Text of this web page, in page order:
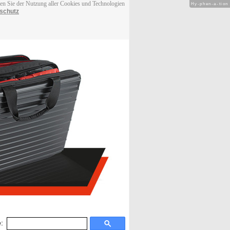
Sie der Nutzung aller Cookies und Technologien
Hy-phen-a-tion